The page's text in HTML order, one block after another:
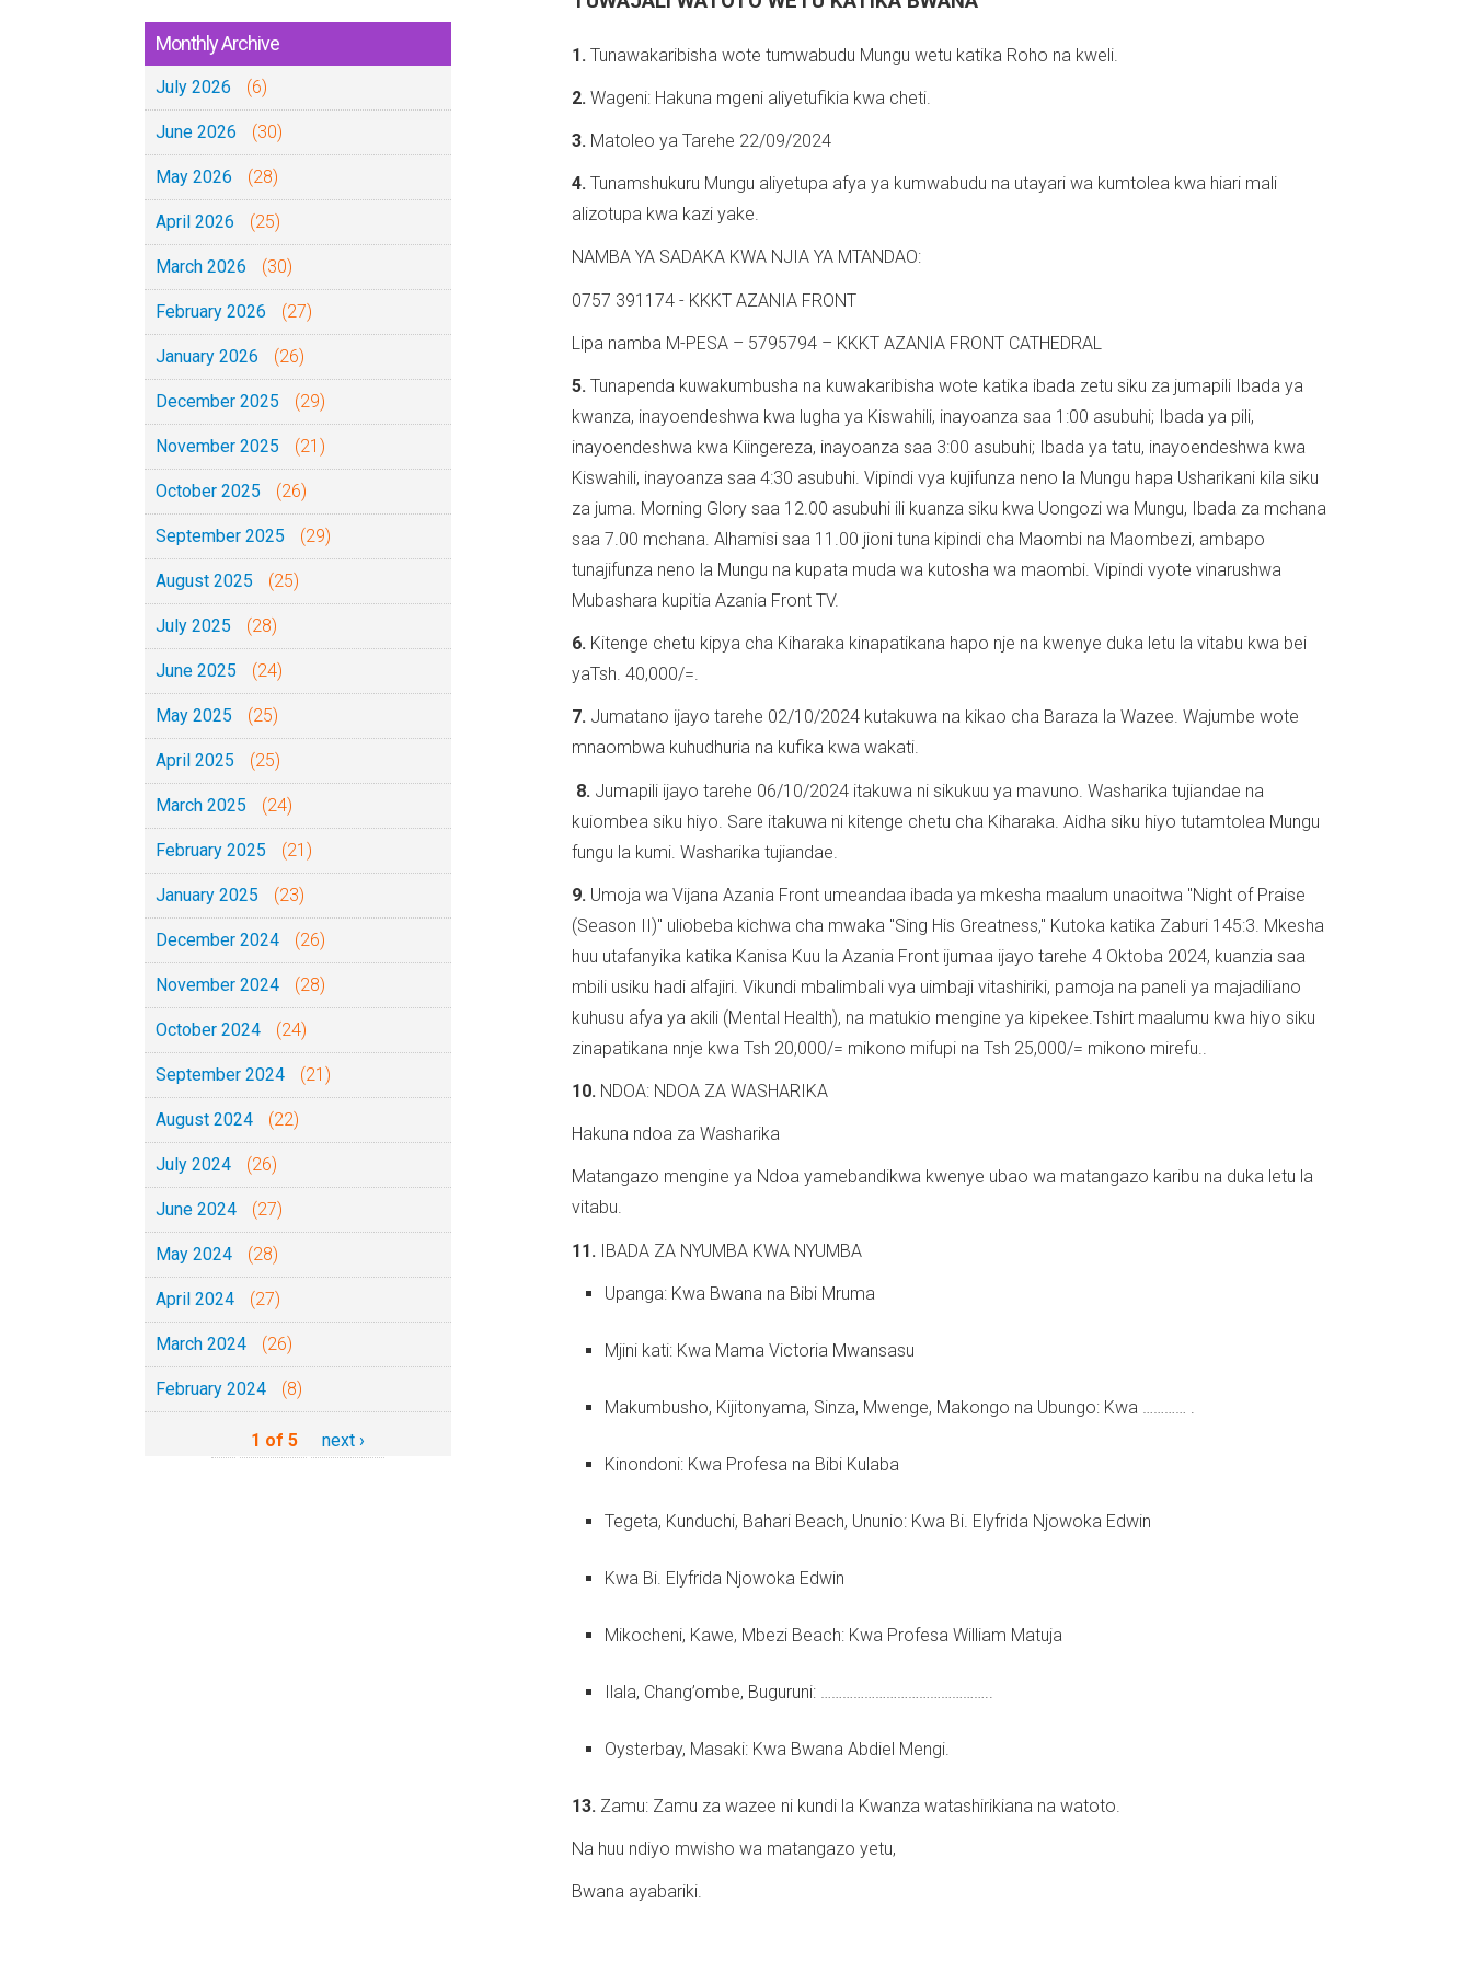
Monthly Archive
July 2026 (6)
June 2026 (30)
May 2026 (28)
April 2026 (25)
March 2026 (30)
February 2026 (27)
January 2026 (26)
December 2025 (29)
November 2025 (21)
October 2025 (26)
September 2025 (29)
August 2025 (25)
July 2025 (28)
June 2025 (24)
May 2025 (25)
April 2025 (25)
March 2025 (24)
February 2025 (21)
January 2025 (23)
December 2024 (26)
November 2024 (28)
October 2024 (24)
September 2024 (21)
August 2024 (22)
July 2024 (26)
June 2024 (27)
May 2024 (28)
April 2024 (27)
March 2024 (26)
February 2024 (8)
1 of 5 next ›
1. Tunawakaribisha wote tumwabudu Mungu wetu katika Roho na kweli.
2. Wageni: Hakuna mgeni aliyetufikia kwa cheti.
3. Matoleo ya Tarehe 22/09/2024
4. Tunamshukuru Mungu aliyetupa afya ya kumwabudu na utayari wa kumtolea kwa hiari mali
alizotupa kwa kazi yake.
NAMBA YA SADAKA KWA NJIA YA MTANDAO:
0757 391174 - KKKT AZANIA FRONT
Lipa namba M-PESA – 5795794 – KKKT AZANIA FRONT CATHEDRAL
5. Tunapenda kuwakumbusha na kuwakaribisha wote katika ibada zetu siku za jumapili Ibada ya
kwanza, inayoendeshwa kwa lugha ya Kiswahili, inayoanza saa 1:00 asubuhi; Ibada ya pili,
inayoendeshwa kwa Kiingereza, inayoanza saa 3:00 asubuhi; Ibada ya tatu, inayoendeshwa kwa
Kiswahili, inayoanza saa 4:30 asubuhi. Vipindi vya kujifunza neno la Mungu hapa Usharikani kila siku
za juma. Morning Glory saa 12.00 asubuhi ili kuanza siku kwa Uongozi wa Mungu, Ibada za mchana
saa 7.00 mchana. Alhamisi saa 11.00 jioni tuna kipindi cha Maombi na Maombezi, ambapo
tunajifunza neno la Mungu na kupata muda wa kutosha wa maombi. Vipindi vyote vinarushwa
Mubashara kupitia Azania Front TV.
6. Kitenge chetu kipya cha Kiharaka kinapatikana hapo nje na kwenye duka letu la vitabu kwa bei
yaTsh. 40,000/=.
7. Jumatano ijayo tarehe 02/10/2024 kutakuwa na kikao cha Baraza la Wazee. Wajumbe wote
mnaombwa kuhudhuria na kufika kwa wakati.
​​​​​​8. Jumapili ijayo tarehe 06/10/2024 itakuwa ni sikukuu ya mavuno. Washarika tujiandae na
kuiombea siku hiyo. Sare itakuwa ni kitenge chetu cha Kiharaka. Aidha siku hiyo tutamtolea Mungu
fungu la kumi. Washarika tujiandae.
9. Umoja wa Vijana Azania Front umeandaa ibada ya mkesha maalum unaoitwa "Night of Praise
(Season II)" uliobeba kichwa cha mwaka "Sing His Greatness," Kutoka katika Zaburi 145:3. Mkesha
huu utafanyika katika Kanisa Kuu la Azania Front ijumaa ijayo tarehe 4 Oktoba 2024, kuanzia saa
mbili usiku hadi alfajiri. Vikundi mbalimbali vya uimbaji vitashiriki, pamoja na paneli ya majadiliano
kuhusu afya ya akili (Mental Health), na matukio mengine ya kipekee.Tshirt maalumu kwa hiyo siku
zinapatikana nnje kwa Tsh 20,000/= mikono mifupi na Tsh 25,000/= mikono mirefu..
10. NDOA: NDOA ZA WASHARIKA
Hakuna ndoa za Washarika
Matangazo mengine ya Ndoa yamebandikwa kwenye ubao wa matangazo karibu na duka letu la
vitabu.
11. IBADA ZA NYUMBA KWA NYUMBA
Upanga: Kwa Bwana na Bibi Mruma
Mjini kati: Kwa Mama Victoria Mwansasu
Makumbusho, Kijitonyama, Sinza, Mwenge, Makongo na Ubungo: Kwa ………… .
Kinondoni: Kwa Profesa na Bibi Kulaba
Tegeta, Kunduchi, Bahari Beach, Ununio: Kwa Bi. Elyfrida Njowoka Edwin
Kwa Bi. Elyfrida Njowoka Edwin
Mikocheni, Kawe, Mbezi Beach: Kwa Profesa William Matuja
Ilala, Chang’ombe, Buguruni: ………………………………………..
Oysterbay, Masaki: Kwa Bwana Abdiel Mengi.
13. Zamu: Zamu za wazee ni kundi la Kwanza watashirikiana na watoto.
Na huu ndiyo mwisho wa matangazo yetu,
Bwana ayabariki.